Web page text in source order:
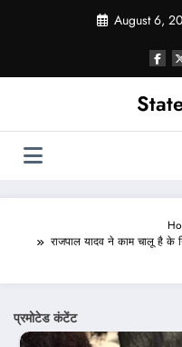
August 6,
राजपाल यादव ने काम चालू है